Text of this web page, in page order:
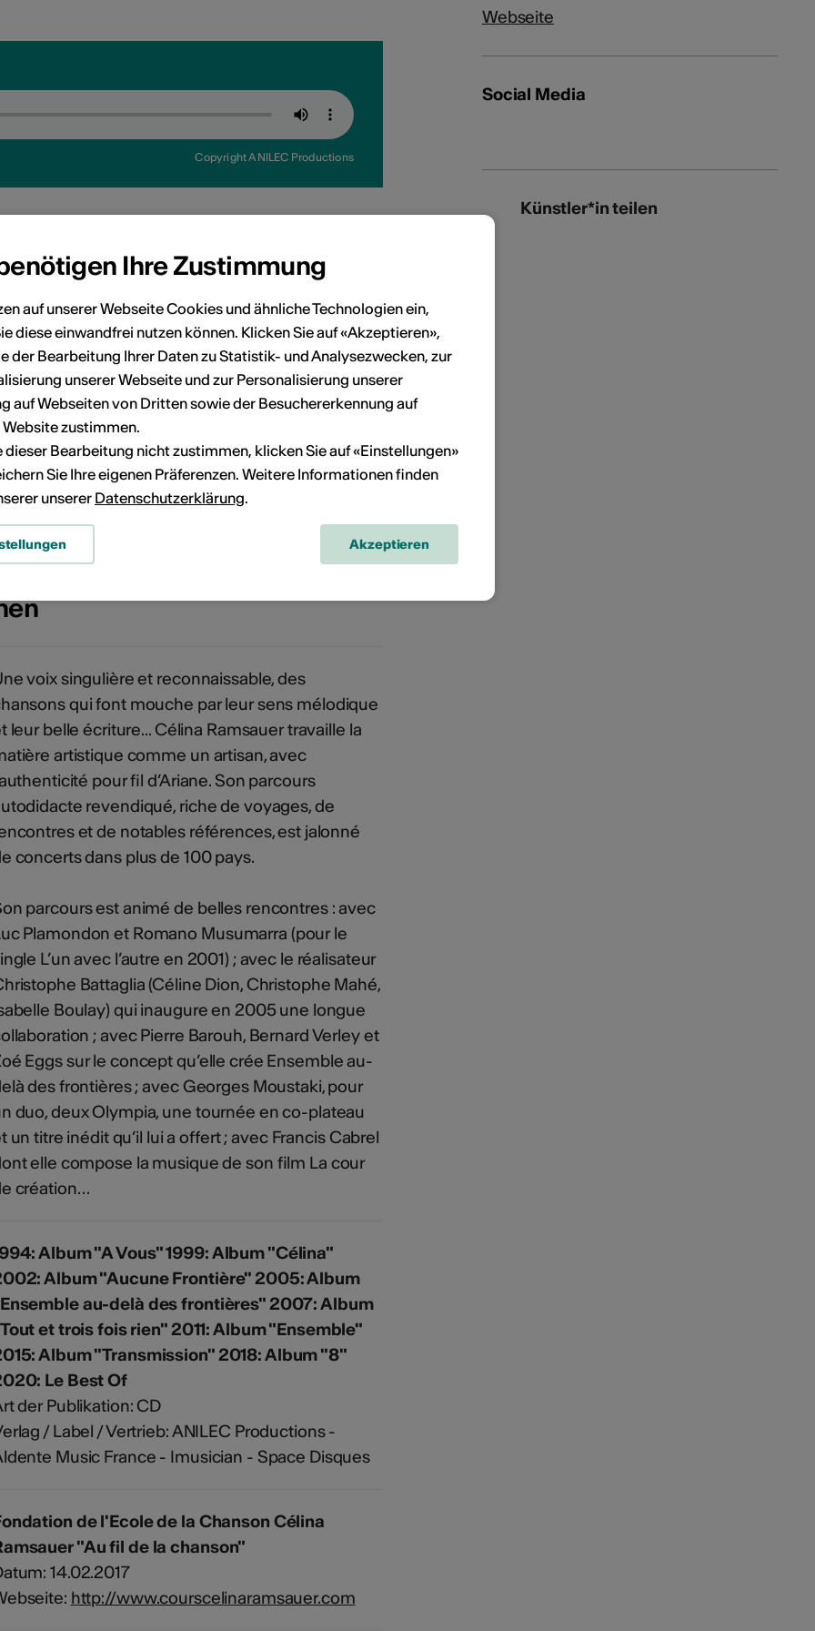
Copyright ANILEC Productions
Copyright ANILEC Productions
Copyright ANILEC Productions
voix singulière et reconnaissable, des
qui font mouche par leur sens mélodique
leur belle écriture... Célina Ramsauer travaille la
artistique comme un artisan, avec
pour fil d’Ariane. Son parcours
revendiqué, riche de voyages, de
et de notables références, est jalonné
concerts dans plus de 100 pays.
parcours est animé de belles rencontres : avec
Plamondon et Romano Musumarra (pour le
L’un avec l’autre en 2001) ; avec le réalisateur
Battaglia (Céline Dion, Christophe Mahé,
Boulay) qui inaugure en 2005 une longue
; avec Pierre Barouh, Bernard Verley et
Eggs sur le concept qu’elle crée Ensemble au-
des frontières ; avec Georges Moustaki, pour
duo, deux Olympia, une tournée en co-plateau
un titre inédit qu’il lui a offert ; avec Francis Cabrel
elle compose la musique de son film La cour
création…
Album "A Vous" 1999: Album "Célina"
Album "Aucune Frontière" 2005: Album
au-delà des frontières" 2007: Album
et trois fois rien" 2011: Album "Ensemble"
Album "Transmission" 2018: Album "8"
Le Best Of
der Publikation: CD
/ Label / Vertrieb: ANILEC Productions -
Music France - Imusician - Space Disques
de l'Ecole de la Chanson Célina
"Au fil de la chanson"
14.02.2017
http://www.courscelinaramsauer.com
Webseite
Social Media
Künstler*in teilen
Ihre Zustimmung
auf unserer Webseite Cookies und ähnliche Technologien ein,
diese einwandfrei nutzen können. Klicken Sie auf «Akzeptieren»,
der Bearbeitung Ihrer Daten zu Statistik- und Analysezwecken, zur
unserer Webseite und zur Personalisierung unserer
auf Webseiten von Dritten sowie der Besuchererkennung auf
Website zustimmen.
dieser Bearbeitung nicht zustimmen, klicken Sie auf «Einstellungen»
Sie Ihre eigenen Präferenzen. Weitere Informationen finden
unserer Datenschutzerklärung.
Akzeptieren